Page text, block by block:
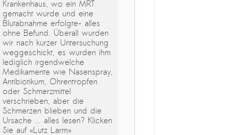
Krankenhaus, wo ein MRT
gemacht wurde und eine
Blutabnahme erfolgte- alles
ohne Befund. Überall wurden
wir nach kurzer Untersuchung
weggeschickt, es wurden ihm
lediglich irgendwelche
Medikamente wie Nasenspray,
Antibiotikum, Ohrentropfen
oder Schmerzmittel
verschrieben, aber die
Schmerzen blieben und die
Ursache ... alles lesen? Klicken
Sie auf «Lutz Larm»